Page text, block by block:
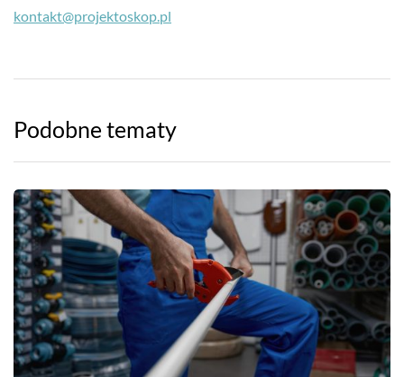
kontakt@projektoskop.pl
Podobne tematy